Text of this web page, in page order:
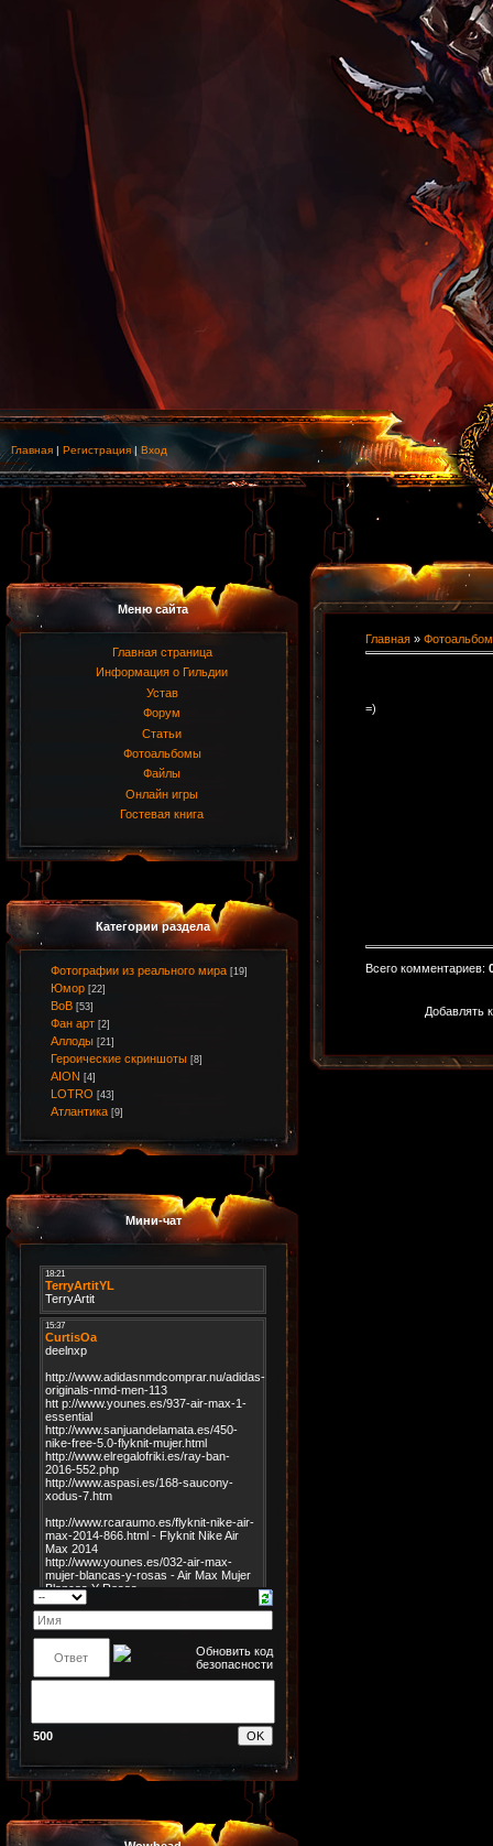
Главная | Регистрация | Вход
Меню сайта
Главная страница
Информация о Гильдии
Устав
Форум
Статьи
Фотоальбомы
Файлы
Онлайн игры
Гостевая книга
Категории раздела
Фотографии из реального мира [19]
Юмор [22]
ВоВ [53]
Фан арт [2]
Аллоды [21]
Героические скриншоты [8]
AION [4]
LOTRO [43]
Атлантика [9]
Мини-чат
500
Главная » Фотоальбом
=)
Всего комментариев:
Добавлять